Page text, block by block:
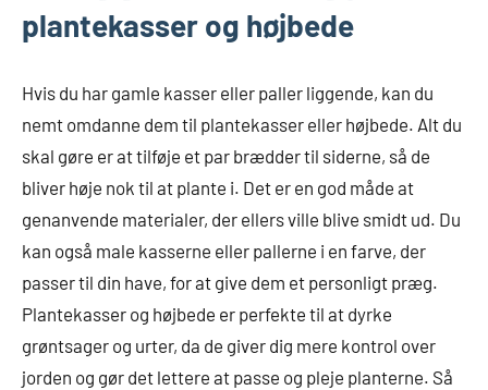
plantekasser og højbede
Hvis du har gamle kasser eller paller liggende, kan du
nemt omdanne dem til plantekasser eller højbede. Alt du
skal gøre er at tilføje et par brædder til siderne, så de
bliver høje nok til at plante i. Det er en god måde at
genanvende materialer, der ellers ville blive smidt ud. Du
kan også male kasserne eller pallerne i en farve, der
passer til din have, for at give dem et personligt præg.
Plantekasser og højbede er perfekte til at dyrke
grøntsager og urter, da de giver dig mere kontrol over
jorden og gør det lettere at passe og pleje planterne. Så